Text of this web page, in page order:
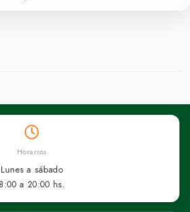
Horarios
Lunes a sábado
8:00 a 20:00 hs.